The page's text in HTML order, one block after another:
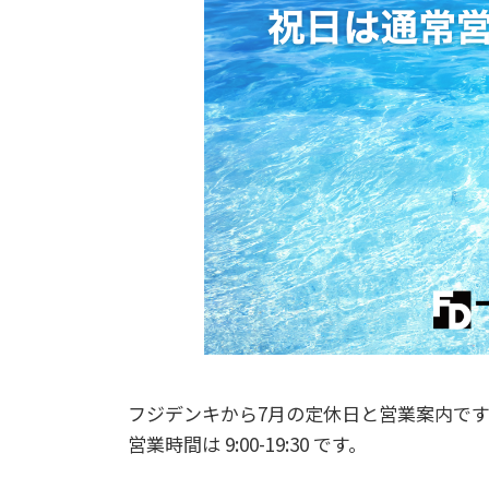
フジデンキから7月の定休日と営業案内で
営業時間は 9:00-19:30 です。